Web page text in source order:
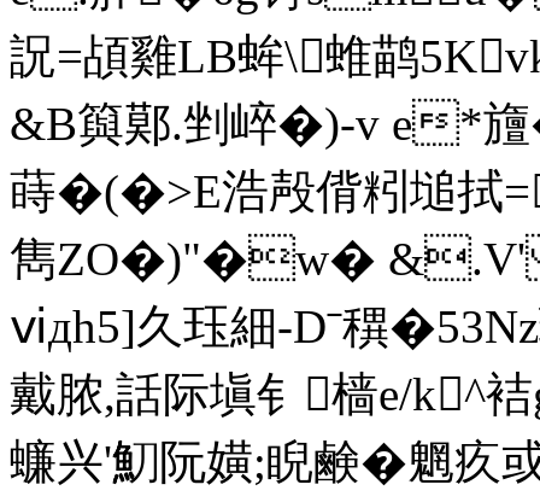
詋=頕雞LB蛑\蜼鹋
&B籅鄚.剉崪� )-v e*旜
蒔�(�>E浩殸偝粌塠拭
雋ZO�)"�w� &.V'
ⅵдh5]久珏細-Dˉ穓
戴脓,話际塡钅樯e/
蠊兴'魛阮嫹;睨鹸�魍